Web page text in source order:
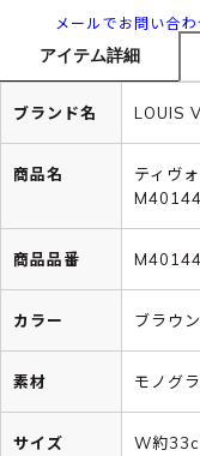
メールでお問い合わ
アイテム詳細
ブランド名 LOUIS
商品名
ティヴ
M40144
商品品番 M40144
カラー ブラウ
素材 モノグ
サイズ
W約